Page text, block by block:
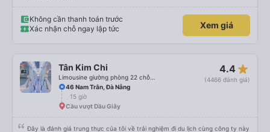
Không cần thanh toán trước
Xác nhận chỗ ngay lập tức
Xem giá
Tân Kim Chi 4.4 star_rate
(4466 đánh giá)
46 Nam Trân, Đà Nẵng
15 giờ
Cầu vượt Dầu Giây
Đây là đánh giá trung thực của tôi về trải nghiệm đi du lịch cùng công ty này